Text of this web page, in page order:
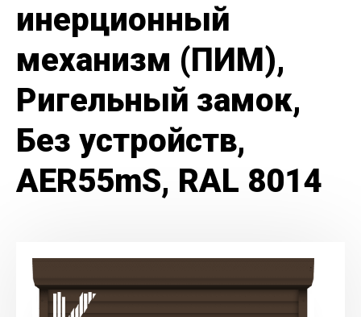
инерционный
механизм (ПИМ),
Ригельный замок,
Без устройств,
AER55mS, RAL 8014